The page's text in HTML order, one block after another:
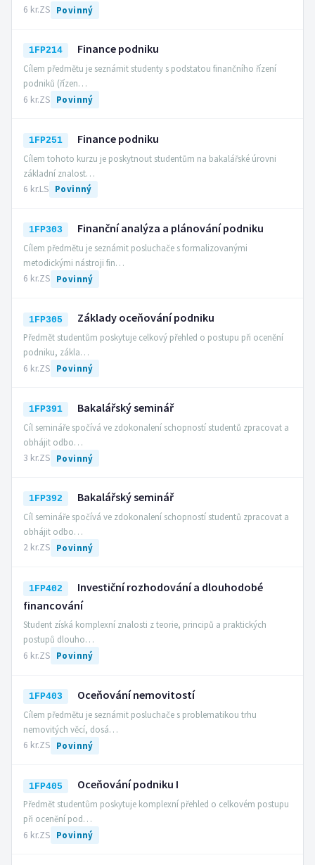
6 kr.ZS Povinný
1FP214 Finance podniku
Cílem předmětu je seznámit studenty s podstatou finančního řízení
podniků (řízen…
6 kr.ZS Povinný
1FP251 Finance podniku
Cílem tohoto kurzu je poskytnout studentům na bakalářské úrovni
základní znalost…
6 kr.LS Povinný
1FP303 Finanční analýza a plánování podniku
Cílem předmětu je seznámit posluchače s formalizovanými
metodickými nástroji fin…
6 kr.ZS Povinný
1FP305 Základy oceňování podniku
Předmět studentům poskytuje celkový přehled o postupu při ocenění
podniku, zákla…
6 kr.ZS Povinný
1FP391 Bakalářský seminář
Cíl semináře spočívá ve zdokonalení schopností studentů zpracovat a
obhájit odbo…
3 kr.ZS Povinný
1FP392 Bakalářský seminář
Cíl semináře spočívá ve zdokonalení schopností studentů zpracovat a
obhájit odbo…
2 kr.ZS Povinný
1FP402
Investiční rozhodování a dlouhodobé
financování
Student získá komplexní znalosti z teorie, principů a praktických
postupů dlouho…
6 kr.ZS Povinný
1FP403 Oceňování nemovitostí
Cílem předmětu je seznámit posluchače s problematikou trhu
nemovitých věcí, dosá…
6 kr.ZS Povinný
1FP405 Oceňování podniku I
Předmět studentům poskytuje komplexní přehled o celkovém postupu
při ocenění pod…
6 kr.ZS Povinný